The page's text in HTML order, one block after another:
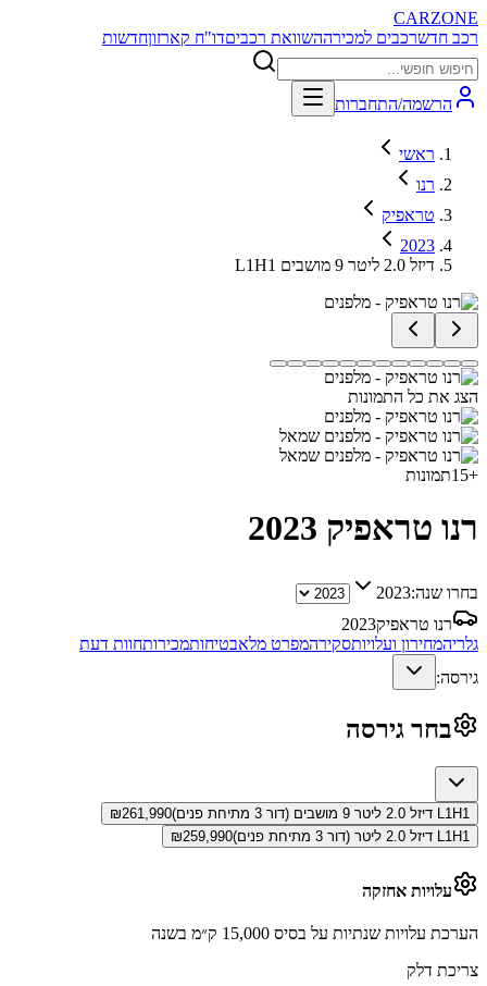
CARZONE
רכב חדשרכבים למכירההשוואת רכביםדו"ח קארזוןחדשות
הרשמה/התחברות
ראשי
רנו
טראפיק
2023
L1H1 דיזל 2.0 ליטר 9 מושבים
הצג את כל התמונות
+
15תמונות
רנו טראפיק 2023
בחרו שנה:2023
רנו טראפיק2023
גלריהמחירון ועלויותסקירהמפרט מלאבטיחותמכירותחוות דעת
גירסה:
בחר גירסה
L1H1 דיזל 2.0 ליטר 9 מושבים (דור 3 מתיחת פנים) ₪261,990
L1H1 דיזל 2.0 ליטר (דור 3 מתיחת פנים)
₪259,990
עלויות אחזקה
הערכת עלויות שנתיות על בסיס 15,000 ק״מ בשנה
צריכת דלק